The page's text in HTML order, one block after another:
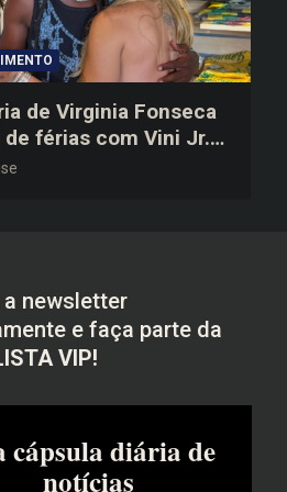
de Virginia Fonseca
férias com Vini Jr.
na web: “Não
newsletter
e faça parte da
VIP!
cápsula diária de
notícias